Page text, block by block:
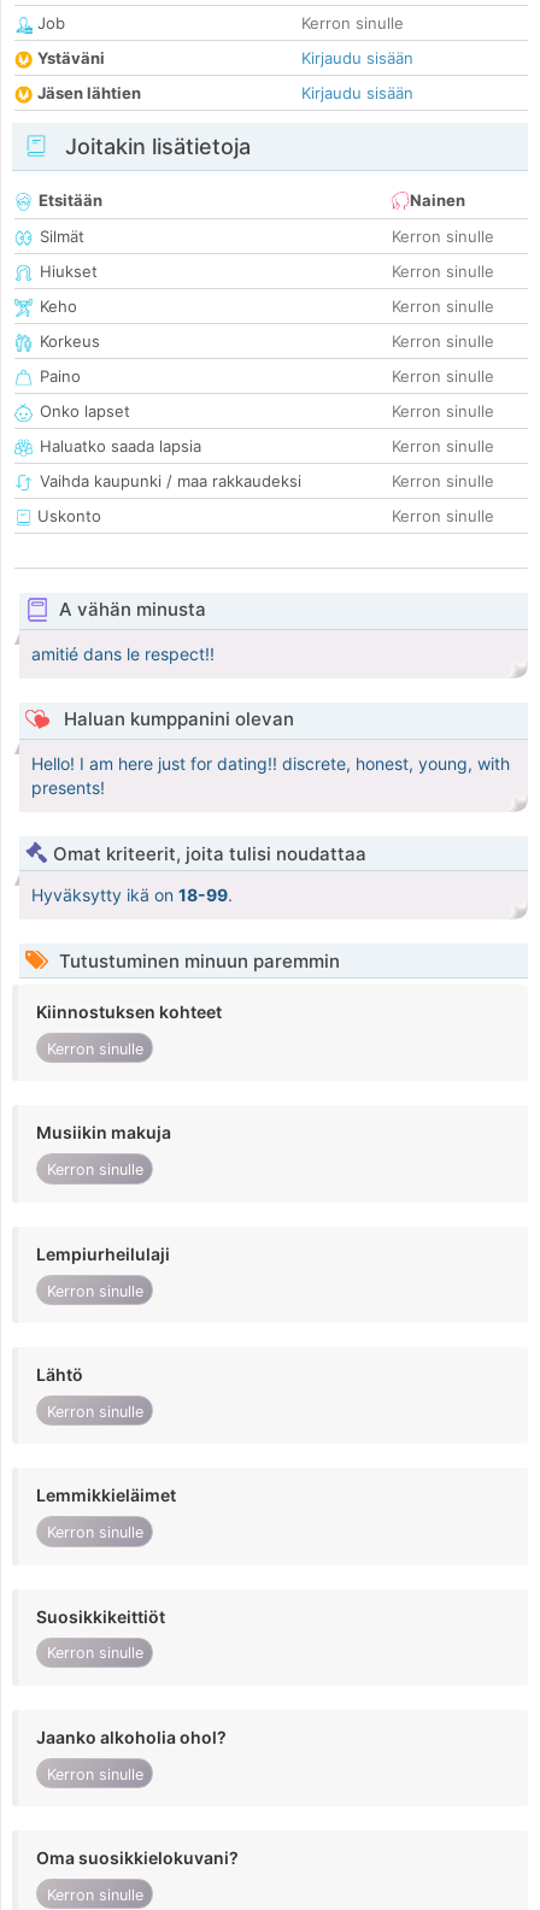
Job
Kerron sinulle
Ystäväni
Kirjaudu sisään
Jäsen lähtien
Kirjaudu sisään
Joitakin lisätietoja
Etsitään
Nainen
Silmät
Kerron sinulle
Hiukset
Kerron sinulle
Keho
Kerron sinulle
Korkeus
Kerron sinulle
Paino
Kerron sinulle
Onko lapset
Kerron sinulle
Haluatko saada lapsia
Kerron sinulle
Vaihda kaupunki / maa rakkaudeksi
Kerron sinulle
Uskonto
Kerron sinulle
A vähän minusta
amitié dans le respect!!
Haluan kumppanini olevan
Hello! I am here just for dating!! discrete, honest, young, with
presents!
Omat kriteerit, joita tulisi noudattaa
Hyväksytty ikä on 18-99.
Tutustuminen minuun paremmin
Kiinnostuksen kohteet
Kerron sinulle
Musiikin makuja
Kerron sinulle
Lempiurheilulaji
Kerron sinulle
Lähtö
Kerron sinulle
Lemmikkieläimet
Kerron sinulle
Suosikkikeittiöt
Kerron sinulle
Jaanko alkoholia ohol?
Kerron sinulle
Oma suosikkielokuvani?
Kerron sinulle